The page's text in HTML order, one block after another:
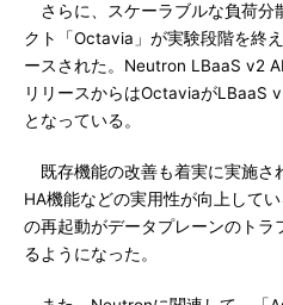
さらに、スケーラブルな負荷分
クト「Octavia」が実験段階を終
ースされた。Neutron LBaaS v2
リリースからはOctaviaがLBaaS
となっている。
既存機能の改善も着実に実施さ
HA機能などの実用性が向上して
の再起動がデータプレーンのトラ
るようになった。